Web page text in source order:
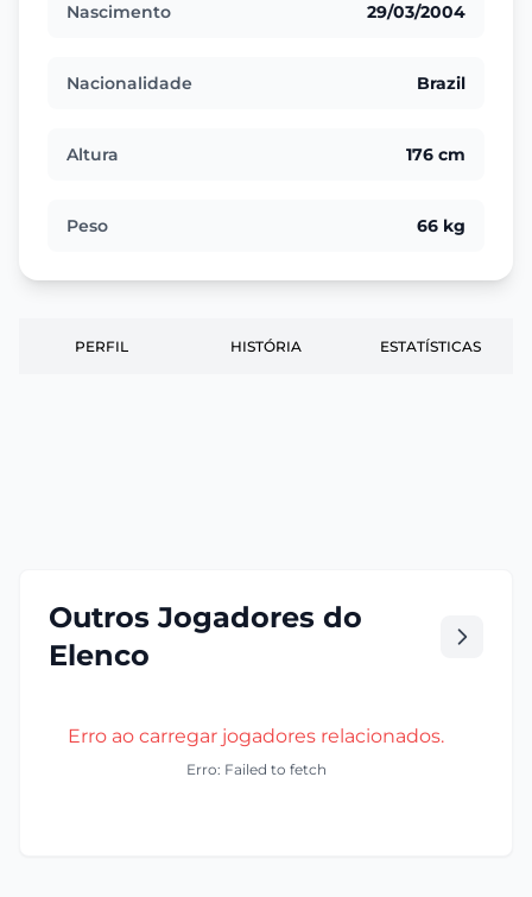
Nascimento 29/03/2004
Nacionalidade Brazil
Altura 176 cm
Peso 66 kg
PERFIL HISTÓRIA ESTATÍSTICAS
Outros Jogadores do
Elenco
Erro ao carregar jogadores relacionados.
Erro: Failed to fetch